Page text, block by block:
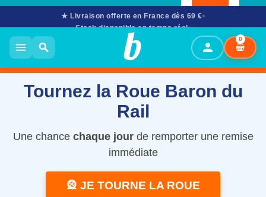
★ Livraison offerte en France dès 69 €
Stock disponible en temps réel
02 61 53 58 90
· Mar–Sam 10h–12h & 14h–17h30
menu search person
0
Tournez la Roue Baron du
Rail
Une chance chaque jourde remporter une remise
immédiate
🎡 JE TOURNE LA ROUE